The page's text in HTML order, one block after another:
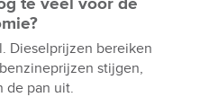
Dieselprijzen bereiken
stijgen,
de pan uit.